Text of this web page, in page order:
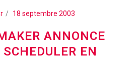
18 septembre 2003
ANNONCE
SCHEDULER EN